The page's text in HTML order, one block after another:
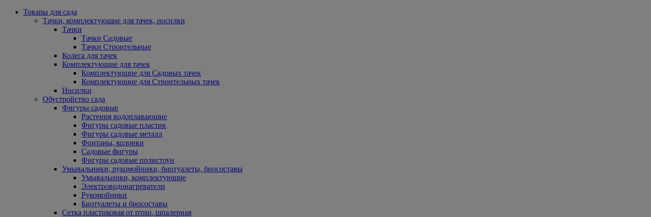
Товары для сада
Тачки, комплектующие для тачек, носилки
Тачки
Тачки Садовые
Тачки Строительные
Колеса для тачек
Комплектующие для тачек
Комплектующие для Садовых тачек
Комплектующие для Строительных тачек
Носилки
Обустройство сада
Фигуры садовые
Растения водоплавающие
Фигуры садовые пластик
Фигуры садовые металл
Фонтаны, колонки
Садовые фигуры
Фигуры садовые полистоун
Умывальники, рукомойники, биотуалеты, биосоставы
Умывальники, комплектующие
Электроводонагреватели
Рукомойники
Биотуалеты и биосоставы
Сетка пластиковая от птиц, шпалерная